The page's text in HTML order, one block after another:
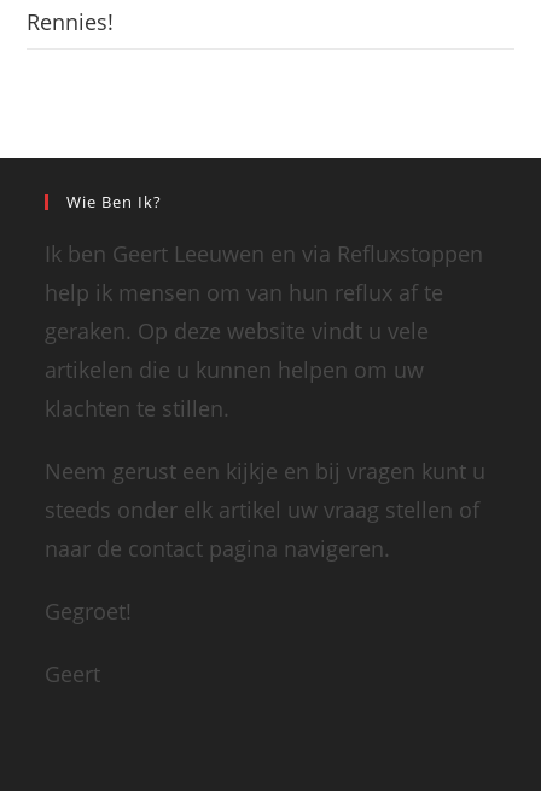
Rennies!
Wie Ben Ik?
Ik ben Geert Leeuwen en via Refluxstoppen
help ik mensen om van hun reflux af te
geraken. Op deze website vindt u vele
artikelen die u kunnen helpen om uw
klachten te stillen.
Neem gerust een kijkje en bij vragen kunt u
steeds onder elk artikel uw vraag stellen of
naar de contact pagina navigeren.
Gegroet!
Geert